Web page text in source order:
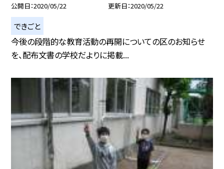
公開日 2020/05/22 更新日 2020/05/22
できごと
今後の段階的な教育活動の再開についての区のお知らせ
を、配布文書の学校だよりに掲載...